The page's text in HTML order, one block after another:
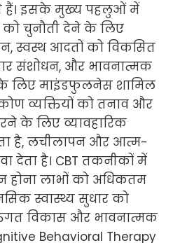
हैं। इसके मुख्य पहलुओं में
को चुनौती देने के लिए
स्वस्थ आदतों को विकसित
संशोधन, और भावनात्मक
लिए माइंडफुलनेस शामिल
व्यक्तियों को तनाव और
के लिए व्यावहारिक
है, लचीलापन और आत्म-
देता है। CBT तकनीकों में
होना लाभों को अधिकतम
स्वास्थ्य सुधार को
विकास और भावनात्मक
Behavioral Therapy